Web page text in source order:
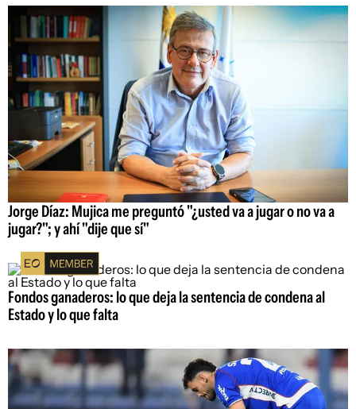
Jorge Díaz: Mujica me preguntó "¿usted va a jugar o no va a
jugar?"; y ahí "dije que sí"
Fondos ganaderos: lo que deja la sentencia de condena al
Estado y lo que falta